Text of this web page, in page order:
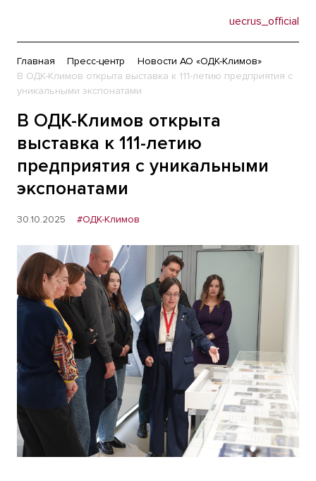
uecrus_official
Главная Пресс-центр
Новости АО «ОДК-Климов»
В ОДК-Климов открыта выставка к 111-летию предприятия с
уникальными экспонатами
В ОДК-Климов открыта
выставка к 111-летию
предприятия с уникальными
экспонатами
30.10.2025 #ОДК-Климов